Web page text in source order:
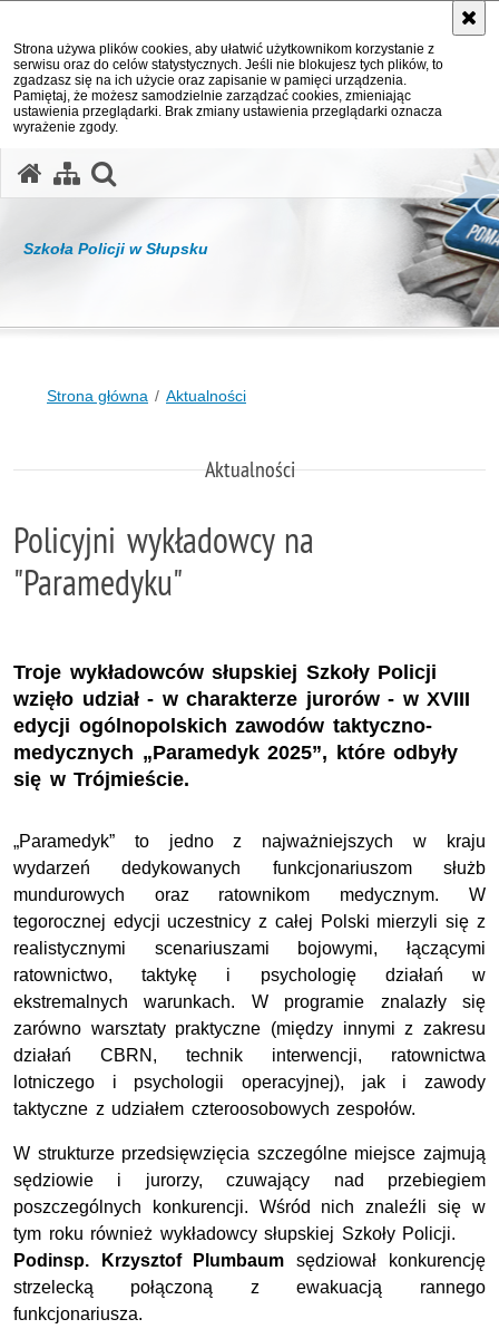
Strona używa plików cookies, aby ułatwić użytkownikom korzystanie z
serwisu oraz do celów statystycznych. Jeśli nie blokujesz tych plików, to
zgadzasz się na ich użycie oraz zapisanie w pamięci urządzenia.
Pamiętaj, że możesz samodzielnie zarządzać cookies, zmieniając
ustawienia przeglądarki. Brak zmiany ustawienia przeglądarki oznacza
wyrażenie zgody.
Szkoła Policji w Słupsku
Strona główna Aktualności
Aktualności
Policyjni wykładowcy na
"Paramedyku"
Troje wykładowców słupskiej Szkoły Policji
wzięło udział - w charakterze jurorów - w XVIII
edycji ogólnopolskich zawodów taktyczno-
medycznych „Paramedyk 2025”, które odbyły
się w Trójmieście.
„Paramedyk” to jedno z najważniejszych w kraju
wydarzeń dedykowanych funkcjonariuszom służb
mundurowych oraz ratownikom medycznym. W
tegorocznej edycji uczestnicy z całej Polski mierzyli się z
realistycznymi scenariuszami bojowymi, łączącymi
ratownictwo, taktykę i psychologię działań w
ekstremalnych warunkach. W programie znalazły się
zarówno warsztaty praktyczne (między innymi z zakresu
działań CBRN, technik interwencji, ratownictwa
lotniczego i psychologii operacyjnej), jak i zawody
taktyczne z udziałem czteroosobowych zespołów.
W strukturze przedsięwzięcia szczególne miejsce zajmują
sędziowie i jurorzy, czuwający nad przebiegiem
poszczególnych konkurencji. Wśród nich znaleźli się w
tym roku również wykładowcy słupskiej Szkoły Policji.
Podinsp. Krzysztof Plumbaum sędziował konkurencję
strzelecką połączoną z ewakuacją rannego
funkcjonariusza.